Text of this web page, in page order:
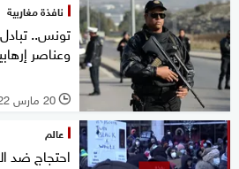
نافذة مغاربية
تونس..
وعناصر
l 20 مارس 2022
عالم
احتجاج ضد